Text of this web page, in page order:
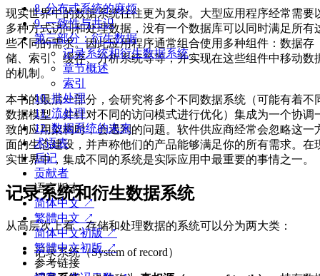
8. 分布式系统的麻烦
9. 一致性与共识
第三部分：衍生数据
记录系统和衍生数据系统
章节概述
索引
10. 批处理
11. 流处理
12. 数据系统的未来
术语表
后记
贡献者
语言版本
简体中文 ↗
繁體中文 ↗
简体中文初版 ↗
繁體中文初版 ↗
参考链接
现实世界中的数据系统往往更为复杂。大型应用程序经常需要
多种方式访问和处理数据，没有一个数据库可以同时满足所有
些不同的需求。因此应用程序通常组合使用多种组件：数据存
储、索引、缓存、分析系统等等，并实现在这些组件中移动数
的机制。
本书的最后一部分，会研究将多个不同数据系统（可能有着不
数据模型，并针对不同的访问模式进行优化）集成为一个协调
致的应用架构时，会遇到的问题。软件供应商经常会忽略这一
面的生态建设，并声称他们的产品能够满足你的所有需求。在
实世界中，集成不同的系统是实际应用中最重要的事情之一。
记录系统和衍生数据系统
从高层次上看，存储和处理数据的系统可以分为两大类：
记录系统（System of record）